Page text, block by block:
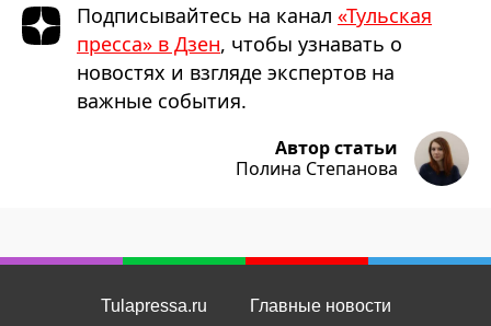
Подписывайтесь на канал «Тульская
пресса» в Дзен, чтобы узнавать о
новостях и взгляде экспертов на
важные события.
Автор статьи
Полина Степанова
Tulapressa.ru
Главные новости